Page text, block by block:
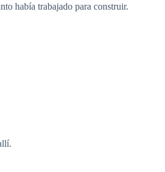
había trabajado para construir.